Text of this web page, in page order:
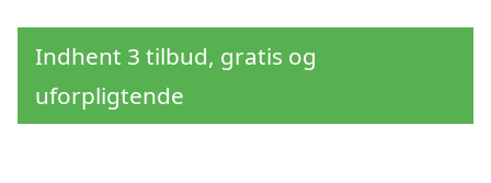
Indhent 3 tilbud, gratis og
uforpligtende